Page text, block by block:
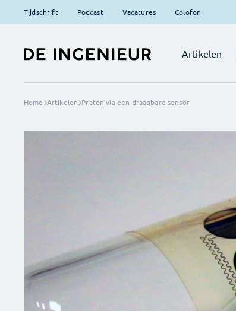
Tijdschrift Podcast Vacatures Colofon
Artikelen
Home Artikelen Praten via een draagbare sensor